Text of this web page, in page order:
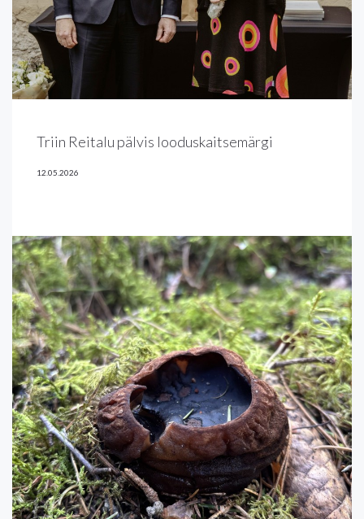
Triin Reitalu pälvis looduskaitsemärgi
12.05.2026